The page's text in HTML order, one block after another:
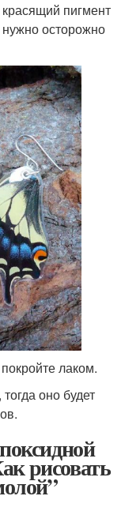
пигмент
осторожно
лаком.
оно будет
рисовать